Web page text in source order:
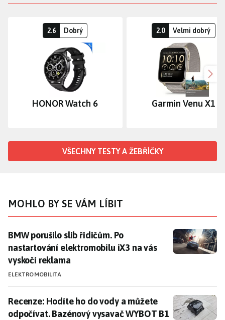
2.6 Dobrý
HONOR Watch 6
2.0 Velmi dobrý
Garmin Venu X1
VŠECHNY TESTY A ŽEBŘÍČKY
MOHLO BY SE VÁM LÍBIT
BMW porušilo slib řidičům. Po nastartování
BMW porušilo slib řidičům. Po
nastartování elektromobilu iX3 na vás
vyskočí reklama
ELEKTROMOBILITA
Recenze: Hodíte ho do vody a můžete odpočívat.
Recenze: Hodíte ho do vody a můžete
odpočívat. Bazénový vysavač WYBOT B1